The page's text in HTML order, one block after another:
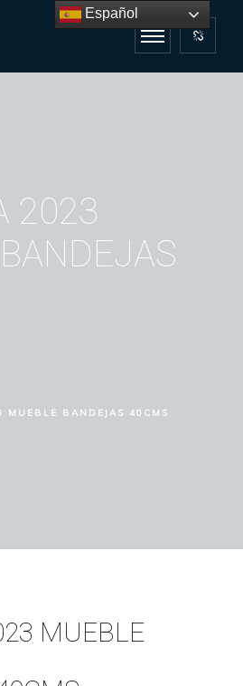
2023
MUEBLE BANDEJAS 40CMS
MUEBLE
Español